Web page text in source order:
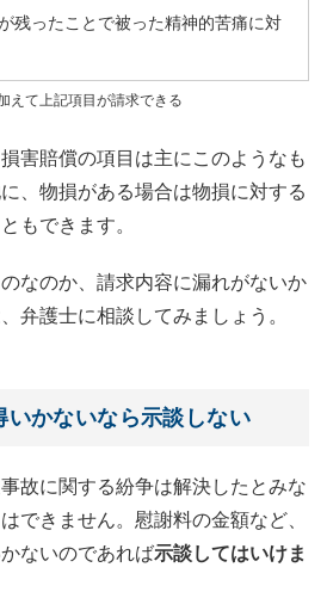
残ったことで被った精神的苦痛に対
えて上記項目が請求できる
害賠償の項目は主にこのようなも
、物損がある場合は物損に対する
もできます。
なのか、請求内容に漏れがないか
弁護士に相談してみましょう。
いかないなら示談しない
故に関する紛争は解決したとみな
できません。慰謝料の金額など、
ないのであれば示談してはいけま